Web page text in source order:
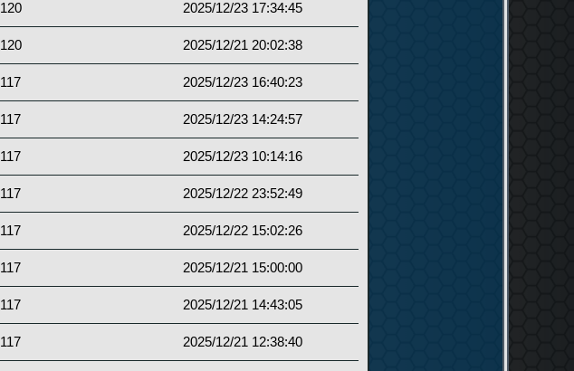
120 2025/12/23 17:34:45
120 2025/12/21 20:02:38
117 2025/12/23 16:40:23
117 2025/12/23 14:24:57
117 2025/12/23 10:14:16
117 2025/12/22 23:52:49
117 2025/12/22 15:02:26
117 2025/12/21 15:00:00
117 2025/12/21 14:43:05
117 2025/12/21 12:38:40